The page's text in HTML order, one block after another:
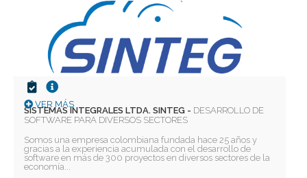
VER MÁS
SISTEMAS INTEGRALES LTDA. SINTEG - DESARROLLO DE
SOFTWARE PARA DIVERSOS SECTORES
Somos una empresa colombiana fundada hace 25 años y
gracias a la experiencia acumulada con el desarrollo de
software en más de 300 proyectos en diversos sectores de la
economía...